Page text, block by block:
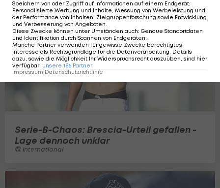
Serie-B-Chaos: Brescia-Urteil gefallen -
Lage dennoch unklar
International
Speichern von oder Zugriff auf Informationen auf einem Endgerät;
Personalisierte Werbung und Inhalte, Messung von Werbeleistung und
der Performance von Inhalten, Zielgruppenforschung sowie Entwicklung
und Verbesserung von Angeboten.
Diese Zwecke können unter Umständen auch: Genaue Standortdaten
und Identifikation durch Scannen von Endgeräten.
Manche Partner verwenden für gewisse Zwecke berechtigtes
Interesse als Rechtsgrundlage für die Datenverarbeitung. Details
dazu, sowie die Möglichkeit Ihr Widerspruchsrecht auszuüben, sind hier
verfügbar: unsere 186 Partner
Impressum Datenschutzrichtlinie